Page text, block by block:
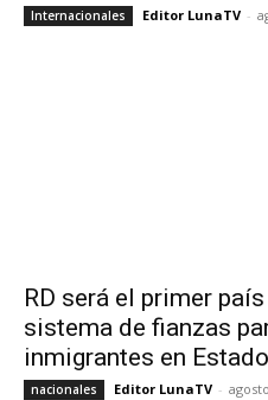
Internacionales Editor LunaTV -
RD será el primer
sistema de fianzas
inmigrantes en
nacionales Editor LunaTV -